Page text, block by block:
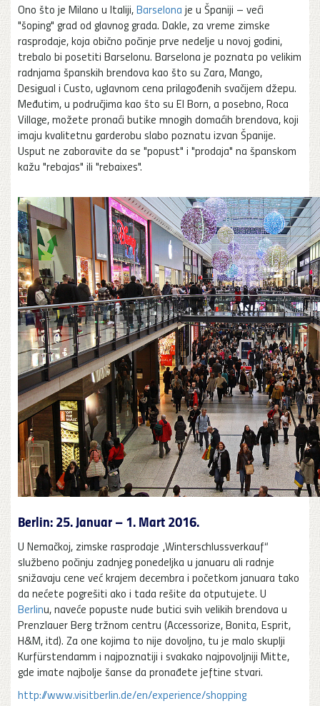
Ono što je Milano u Italiji,Barselona je u Španiji – veći
"šoping" grad od glavnog grada. Dakle, za vreme zimske
rasprodaje, koja obično počinje prve nedelje u novoj godini,
trebalo bi posetiti Barselonu. Barselona je poznata po velikim
radnjama španskih brendova kao što su Zara, Mango,
Desigual i Custo, uglavnom cena prilagođenih svačijem džepu.
Međutim, u područjima kao što su El Born, a posebno, Roca
Village, možete pronaći butike mnogih domaćih brendova, koji
imaju kvalitetnu garderobu slabo poznatu izvan Španije.
Usput ne zaboravite da se "popust" i "prodaja" na španskom
kažu "rebajas" ili "rebaixes".
Berlin: 25. Januar – 1. Mart 2016.
U Nemačkoj, zimske rasprodaje „Winterschlussverkauf“
službeno počinju zadnjeg ponedeljka u januaru ali radnje
snižavaju cene već krajem decembra i početkom januara tako
da nećete pogrešiti ako i tada rešite da otputujete. U
Berlinu, naveće popuste nude butici svih velikih brendova u
Prenzlauer Berg tržnom centru (Accessorize, Bonita, Esprit,
H&M, itd). Za one kojima to nije dovoljno, tu je malo skuplji
Kurfürstendamm i najpoznatiji i svakako najpovoljniji Mitte,
gde imate najbolje šanse da pronađete jeftine stvari.
http://www.visitberlin.de/en/experience/shopping